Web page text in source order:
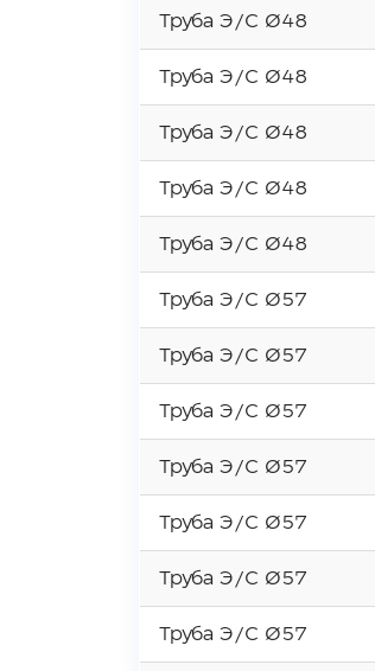
Труба Э/С Ø48
Труба Э/С Ø48
Труба Э/С Ø48
Труба Э/С Ø48
Труба Э/С Ø48
Труба Э/С Ø57
Труба Э/С Ø57
Труба Э/С Ø57
Труба Э/С Ø57
Труба Э/С Ø57
Труба Э/С Ø57
Труба Э/С Ø57